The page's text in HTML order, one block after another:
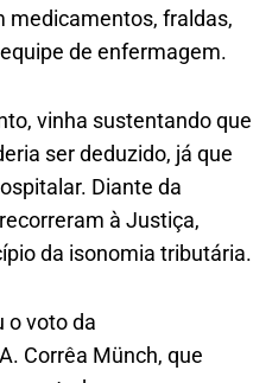
medicamentos, fraldas,
de enfermagem.
vinha sustentando que
ser deduzido, já que
Diante da
à Justiça,
da isonomia tributária.
o voto da
Corrêa Münch, que